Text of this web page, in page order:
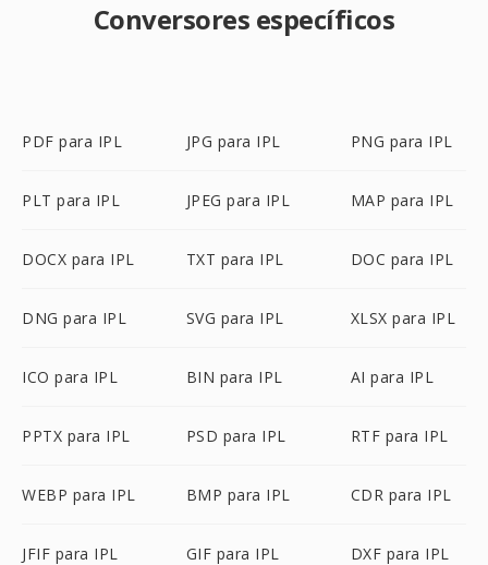
Conversores específicos
PDF para IPL JPG para IPL PNG para IPL
PLT para IPL JPEG para IPL MAP para IPL
DOCX para IPL TXT para IPL DOC para IPL
DNG para IPL SVG para IPL XLSX para IPL
ICO para IPL BIN para IPL AI para IPL
PPTX para IPL PSD para IPL RTF para IPL
WEBP para IPL BMP para IPL CDR para IPL
JFIF para IPL GIF para IPL DXF para IPL